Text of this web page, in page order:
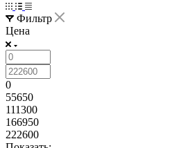
Фильтр
Цена
0
55650
111300
166950
222600